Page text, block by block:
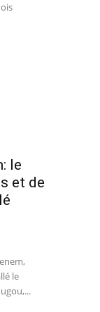
le
et de
le